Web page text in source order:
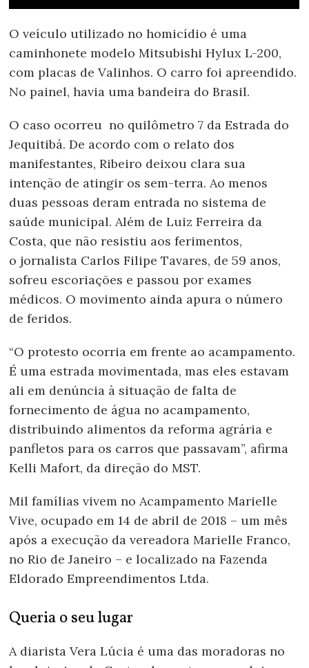
O veículo utilizado no homicídio é uma
caminhonete modelo Mitsubishi Hylux L-200,
com placas de Valinhos. O carro foi apreendido.
No painel, havia uma bandeira do Brasil.
O caso ocorreu no quilômetro 7 da Estrada do
Jequitibá. De acordo com o relato dos
manifestantes, Ribeiro deixou clara sua
intenção de atingir os sem-terra. Ao menos
duas pessoas deram entrada no sistema de
saúde municipal. Além de Luiz Ferreira da
Costa, que não resistiu aos ferimentos,
o jornalista Carlos Filipe Tavares, de 59 anos,
sofreu escoriações e passou por exames
médicos. O movimento ainda apura o número
de feridos.
“O protesto ocorria em frente ao acampamento.
É uma estrada movimentada, mas eles estavam
ali em denúncia à situação de falta de
fornecimento de água no acampamento,
distribuindo alimentos da reforma agrária e
panfletos para os carros que passavam”, afirma
Kelli Mafort, da direção do MST.
Mil famílias vivem no Acampamento Marielle
Vive, ocupado em 14 de abril de 2018 – um mês
após a execução da vereadora Marielle Franco,
no Rio de Janeiro – e localizado na Fazenda
Eldorado Empreendimentos Ltda.
Queria o seu lugar
A diarista Vera Lúcia é uma das moradoras no